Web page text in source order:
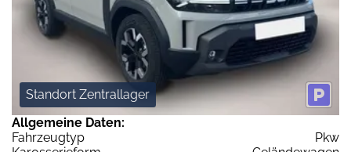
Standort Zentrallager
Allgemeine Daten:
Fahrzeugtyp
Pkw